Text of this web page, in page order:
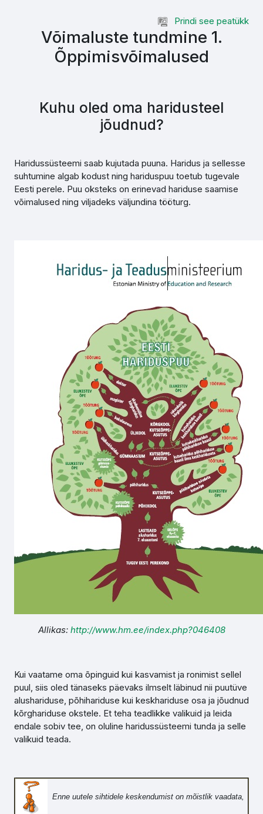
Prindi see peatükk
Võimaluste tundmine 1.
Õppimisvõimalused
Kuhu oled oma haridusteel
jõudnud?
Haridussüsteemi saab kujutada puuna. Haridus ja sellesse
suhtumine algab kodust ning hariduspuu toetub tugevale
Eesti perele. Puu oksteks on erinevad hariduse saamise
võimalused ning viljadeks väljundina tööturg.
Allikas: http://www.hm.ee/index.php?046408
Kui vaatame oma õpinguid kui kasvamist ja ronimist sellel
puul, siis oled tänaseks päevaks ilmselt läbinud nii puutüve
alushariduse, põhihariduse kui keskhariduse osa ja jõudnud
kõrghariduse okstele. Et teha teadlikke valikuid ja leida
endale sobiv tee, on oluline haridussüsteemi tunda ja selle
valikuid teada.
Enne uutele sihtidele keskendumist on mõistlik vaadata,